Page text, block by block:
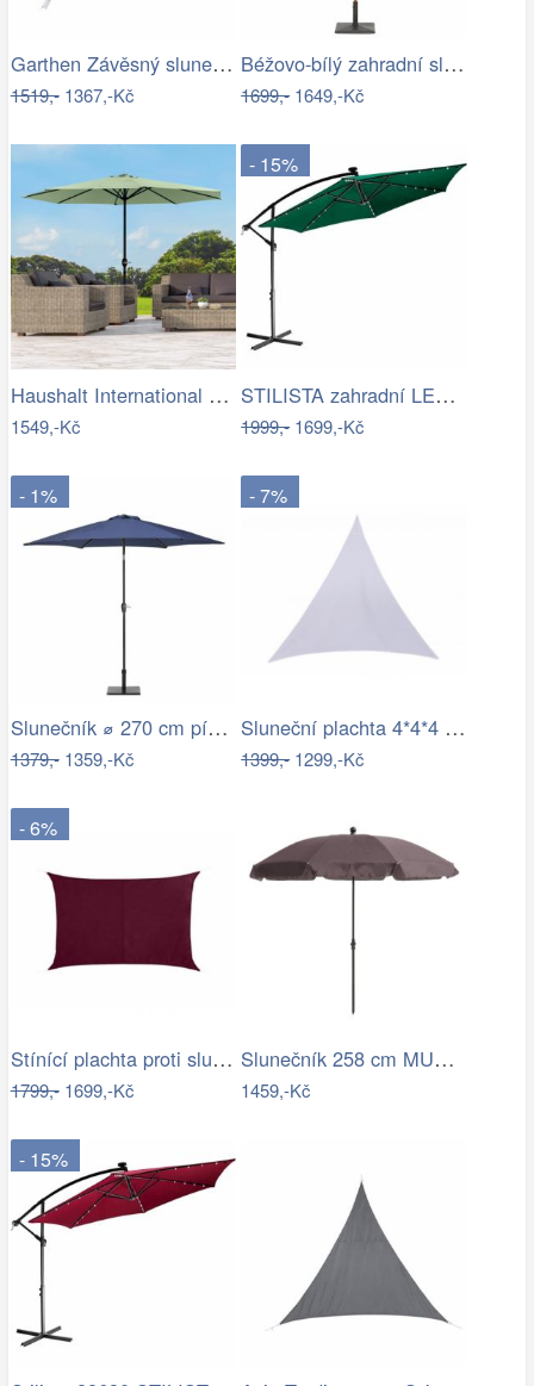
Garthen Závěsný slunečník s kličkou - 3…
1519,-1367,-Kč
Béžovo-bílý zahradní slunečník ⌀260 cm…
1699,-1649,-Kč
Haushalt International Kovový slunečník…
1549,-Kč
- 15%
STILISTA zahradní LED slunečník s…
1999,-1699,-Kč
- 1%
Slunečník ⌀ 270 cm pískově béžový VARESE
1379,-1359,-Kč
- 7%
Sluneční plachta 4*4*4 m bílá
1399,-1299,-Kč
- 6%
Stínící plachta proti slunci 3x4m bordó
1799,-1699,-Kč
Slunečník 258 cm MURASA Bílá
1459,-Kč
- 15%